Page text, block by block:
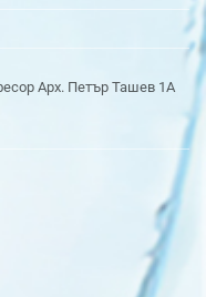
Арх. Петър Ташев 1А